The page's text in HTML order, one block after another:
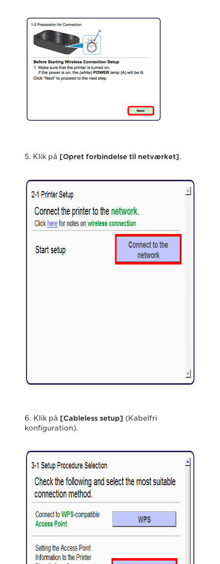
5. Klik på [Opret forbindelse til netværket].
6. Klik på [Cableless setup] (Kabelfri
konfiguration).